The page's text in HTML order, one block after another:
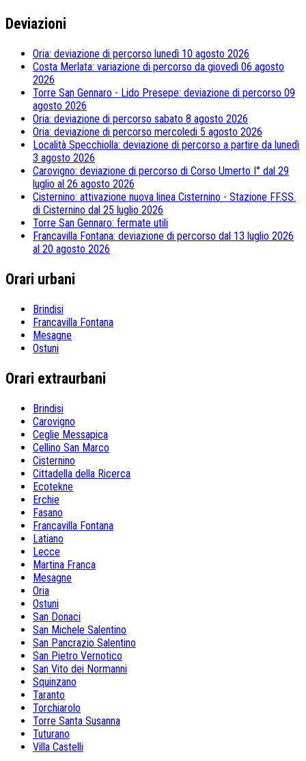
Deviazioni
Oria: deviazione di percorso lunedì 10 agosto 2026
Costa Merlata: variazione di percorso da giovedì 06 agosto
2026
Torre San Gennaro - Lido Presepe: deviazione di percorso 09
agosto 2026
Oria: deviazione di percorso sabato 8 agosto 2026
Oria: deviazione di percorso mercoledi 5 agosto 2026
Località Specchiolla: deviazione di percorso a partire da lunedì
3 agosto 2026
Carovigno: deviazione di percorso di Corso Umerto I° dal 29
luglio al 26 agosto 2026
Cisternino: attivazione nuova linea Cisternino - Stazione FF.SS.
di Cisternino dal 25 luglio 2026
Torre San Gennaro: fermate utili
Francavilla Fontana: deviazione di percorso dal 13 luglio 2026
al 20 agosto 2026
Orari urbani
Brindisi
Francavilla Fontana
Mesagne
Ostuni
Orari extraurbani
Brindisi
Carovigno
Ceglie Messapica
Cellino San Marco
Cisternino
Cittadella della Ricerca
Ecotekne
Erchie
Fasano
Francavilla Fontana
Latiano
Lecce
Martina Franca
Mesagne
Oria
Ostuni
San Donaci
San Michele Salentino
San Pancrazio Salentino
San Pietro Vernotico
San Vito dei Normanni
Squinzano
Taranto
Torchiarolo
Torre Santa Susanna
Tuturano
Villa Castelli